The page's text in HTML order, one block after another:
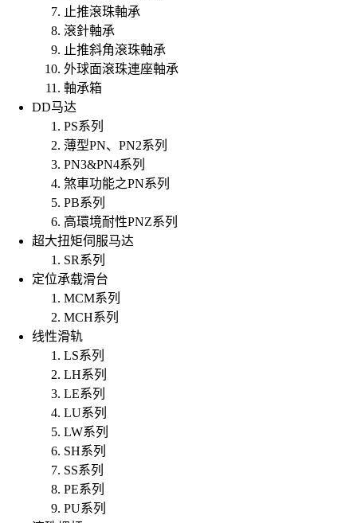
止推滾珠軸承
滾針軸承
止推斜角滾珠軸承
外球面滾珠連座軸承
軸承箱
DD马达
PS系列
薄型PN、PN2系列
PN3&PN4系列
煞車功能之PN系列
PB系列
高環境耐性PNZ系列
超大扭矩伺服马达
SR系列
定位承载滑台
MCM系列
MCH系列
线性滑轨
LS系列
LH系列
LE系列
LU系列
LW系列
SH系列
SS系列
PE系列
PU系列